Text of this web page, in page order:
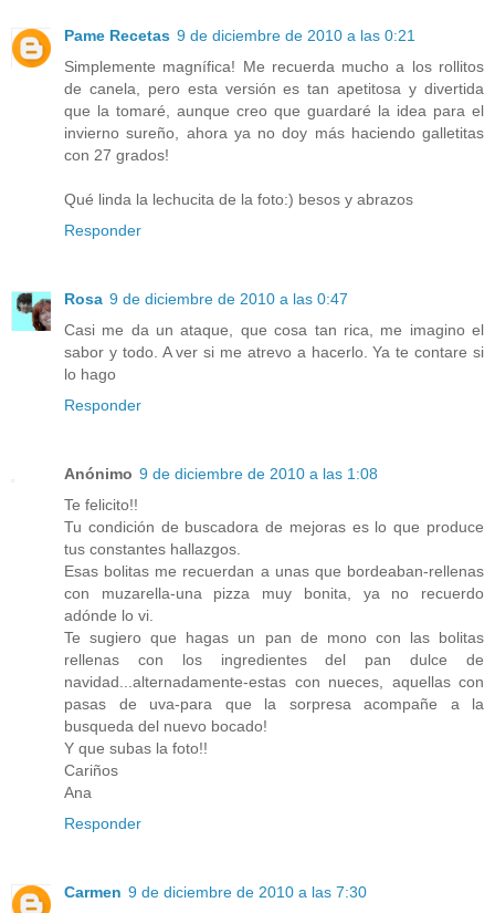
Pame Recetas 9 de diciembre de 2010 a las 0:21
Simplemente magnífica! Me recuerda mucho a los rollitos
de canela, pero esta versión es tan apetitosa y divertida
que la tomaré, aunque creo que guardaré la idea para el
invierno sureño, ahora ya no doy más haciendo galletitas
con 27 grados!
Qué linda la lechucita de la foto:) besos y abrazos
Responder
Rosa 9 de diciembre de 2010 a las 0:47
Casi me da un ataque, que cosa tan rica, me imagino el
sabor y todo. A ver si me atrevo a hacerlo. Ya te contare si
lo hago
Responder
Anónimo 9 de diciembre de 2010 a las 1:08
Te felicito!!
Tu condición de buscadora de mejoras es lo que produce
tus constantes hallazgos.
Esas bolitas me recuerdan a unas que bordeaban-rellenas
con muzarella-una pizza muy bonita, ya no recuerdo
adónde lo vi.
Te sugiero que hagas un pan de mono con las bolitas
rellenas con los ingredientes del pan dulce de
navidad...alternadamente-estas con nueces, aquellas con
pasas de uva-para que la sorpresa acompañe a la
busqueda del nuevo bocado!
Y que subas la foto!!
Cariños
Ana
Responder
Carmen 9 de diciembre de 2010 a las 7:30